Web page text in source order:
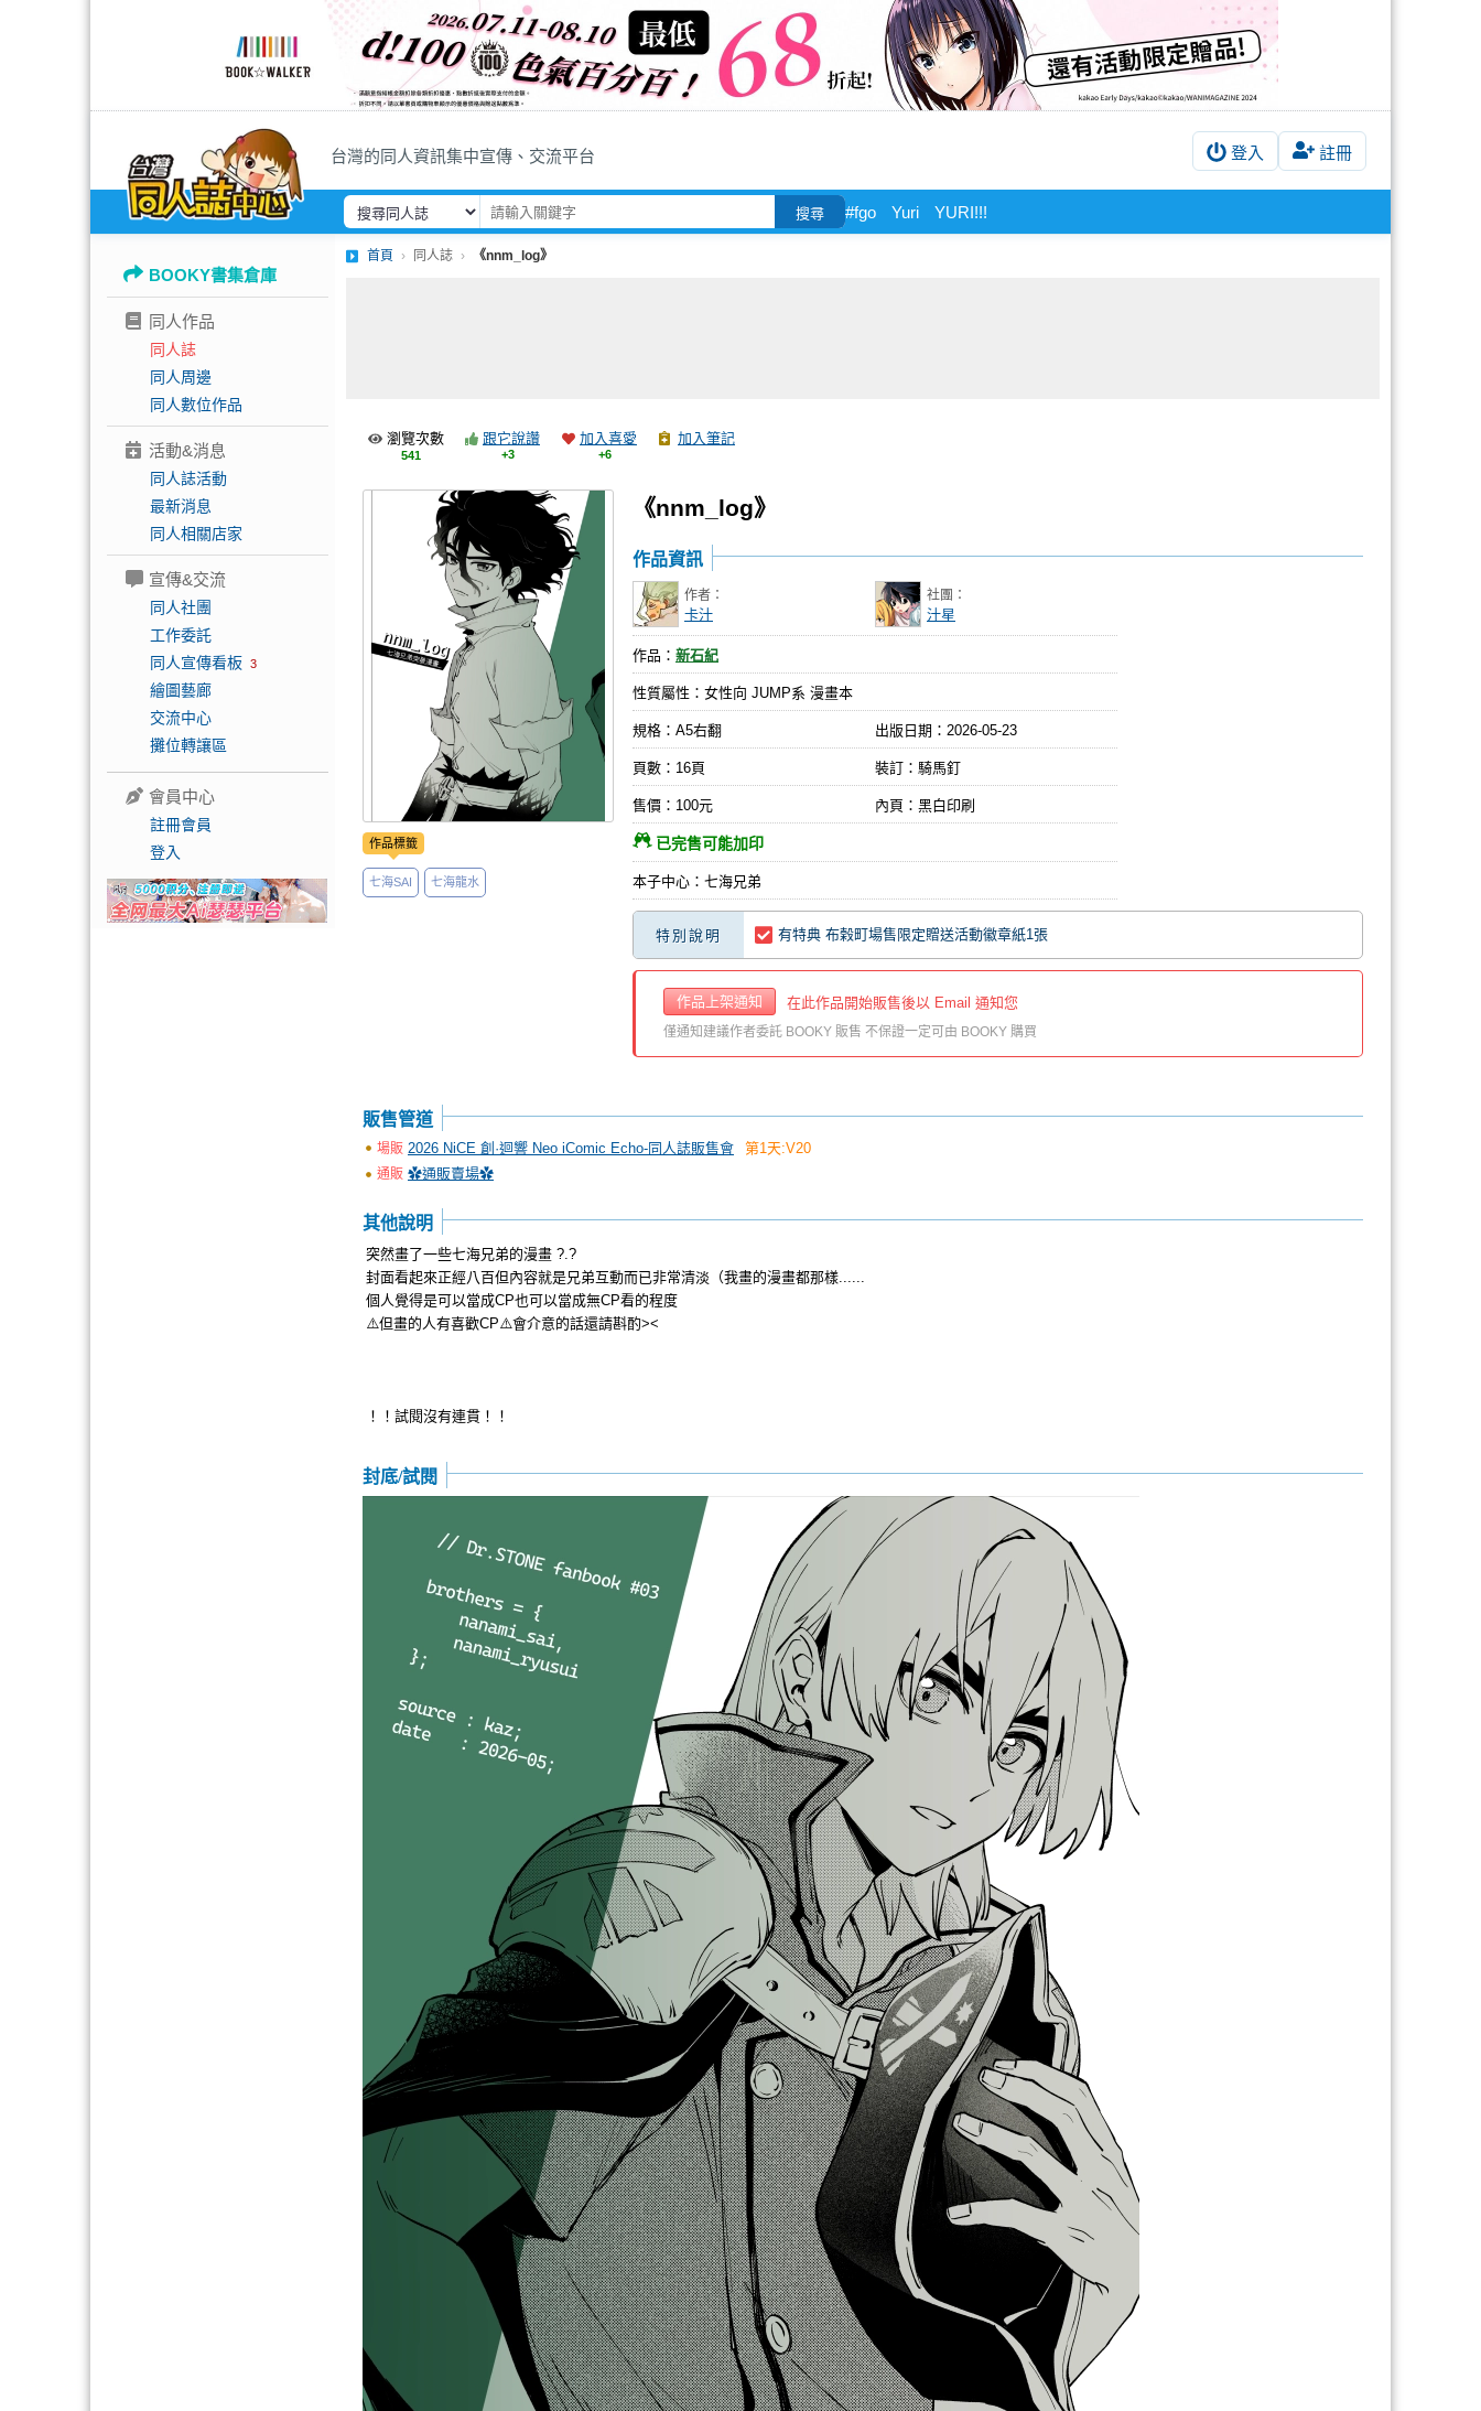
台灣的同人資訊集中宣傳、交流平台 登入 註冊
搜尋 #fgo Yuri YURI!!!
BOOKY書集倉庫
同人作品
同人誌
同人周邊
同人數位作品
活動&消息
同人誌活動
最新消息
同人相關店家
宣傳&交流
同人社團
工作委託
同人宣傳看板 3
繪圖藝廊
交流中心
攤位轉讓區
會員中心
註冊會員
登入
首頁 同人誌 《nnm_log》
瀏覽次數
541
跟它說讚
+3
加入喜愛
+6
加入筆記
《nnm_log》
作品標籤
七海SAI 七海龍水
作品資訊
作者：
卡汁
社團：
汁星
作品： 新石紀
性質屬性：女性向 JUMP系 漫畫本
規格：A5右翻 出版日期： 2026-05-23
頁數：16頁 裝訂：騎馬釘
售價：100元 內頁：黑白印刷
已完售可能加印
本子中心：七海兄弟
特別說明 有特典 布榖町場售限定贈送活動徽章紙1張
作品上架通知 在此作品開始販售後以 Email 通知您
僅通知建議作者委託 BOOKY 販售 不保證一定可由 BOOKY 購買
販售管道
場販 2026 NiCE 創·迴響 Neo iComic Echo-同人誌販售會 第1天:V20
通販 ✿通販賣場✿
其他說明
突然畫了一些七海兄弟的漫畫 ?.?
封面看起來正經八百但內容就是兄弟互動而已非常清淡（我畫的漫畫都那樣......
個人覺得是可以當成CP也可以當成無CP看的程度
⚠️但畫的人有喜歡CP⚠️會介意的話還請斟酌><
！！試閱沒有連貫！！
封底/試閱